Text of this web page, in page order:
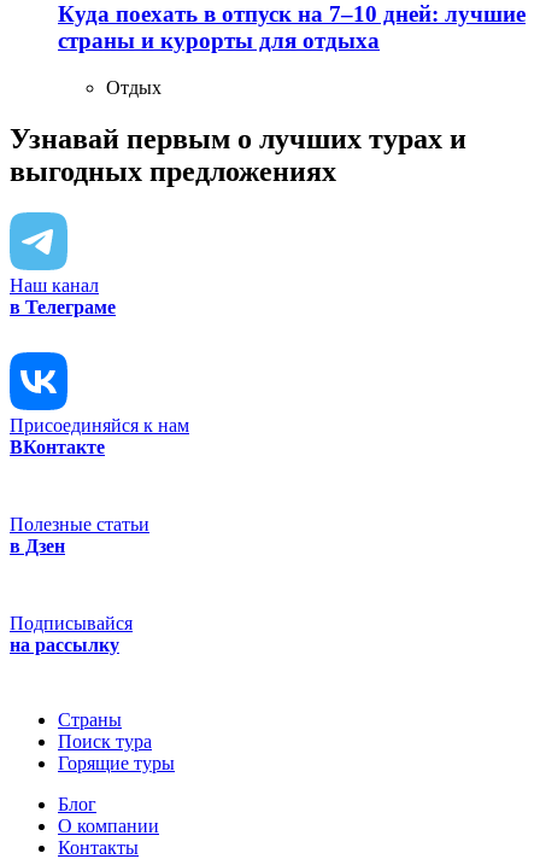
Куда поехать в отпуск на 7–10 дней: лучшие
страны и курорты для отдыха
Отдых
Узнавай первым о лучших турах и
выгодных предложениях
Наш канал
в Телеграме
Присоединяйся к нам
ВКонтакте
Полезные статьи
в Дзен
Подписывайся
на рассылку
Страны
Поиск тура
Горящие туры
Блог
О компании
Контакты